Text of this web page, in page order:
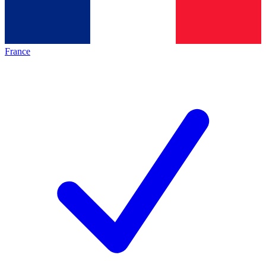
France